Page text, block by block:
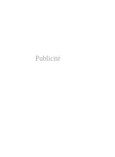
Publicité